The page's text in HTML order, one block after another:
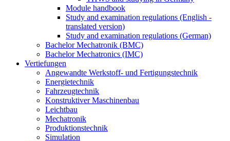
Module handbook
Study and examination regulations (English -
translated version)
Study and examination regulations (German)
Bachelor Mechatronik (BMC)
Bachelor Mechatronics (IMC)
Vertiefungen
Angewandte Werkstoff- und Fertigungstechnik
Energietechnik
Fahrzeugtechnik
Konstruktiver Maschinenbau
Leichtbau
Mechatronik
Produktionstechnik
Simulation